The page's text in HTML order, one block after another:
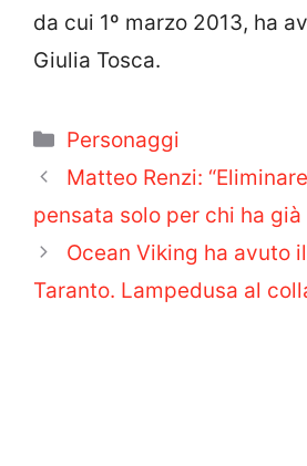
da cui 1º marzo 2013, ha
Giulia Tosca.
Categorie
Personaggi
Matteo Renzi:
pensata solo per chi ha
Ocean Viking ha avuto
Taranto. Lampedusa al